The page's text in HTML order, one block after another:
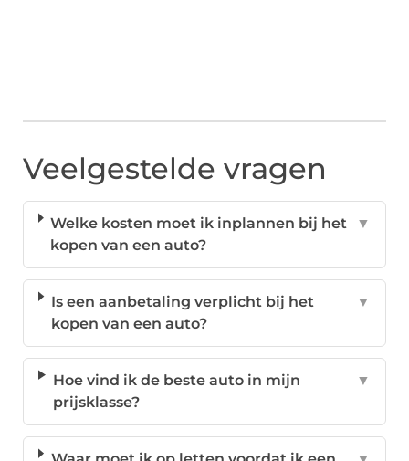
Veelgestelde vragen
Welke kosten moet ik inplannen bij het
kopen van een auto?
▼
Is een aanbetaling verplicht bij het
kopen van een auto?
▼
Hoe vind ik de beste auto in mijn
prijsklasse?
▼